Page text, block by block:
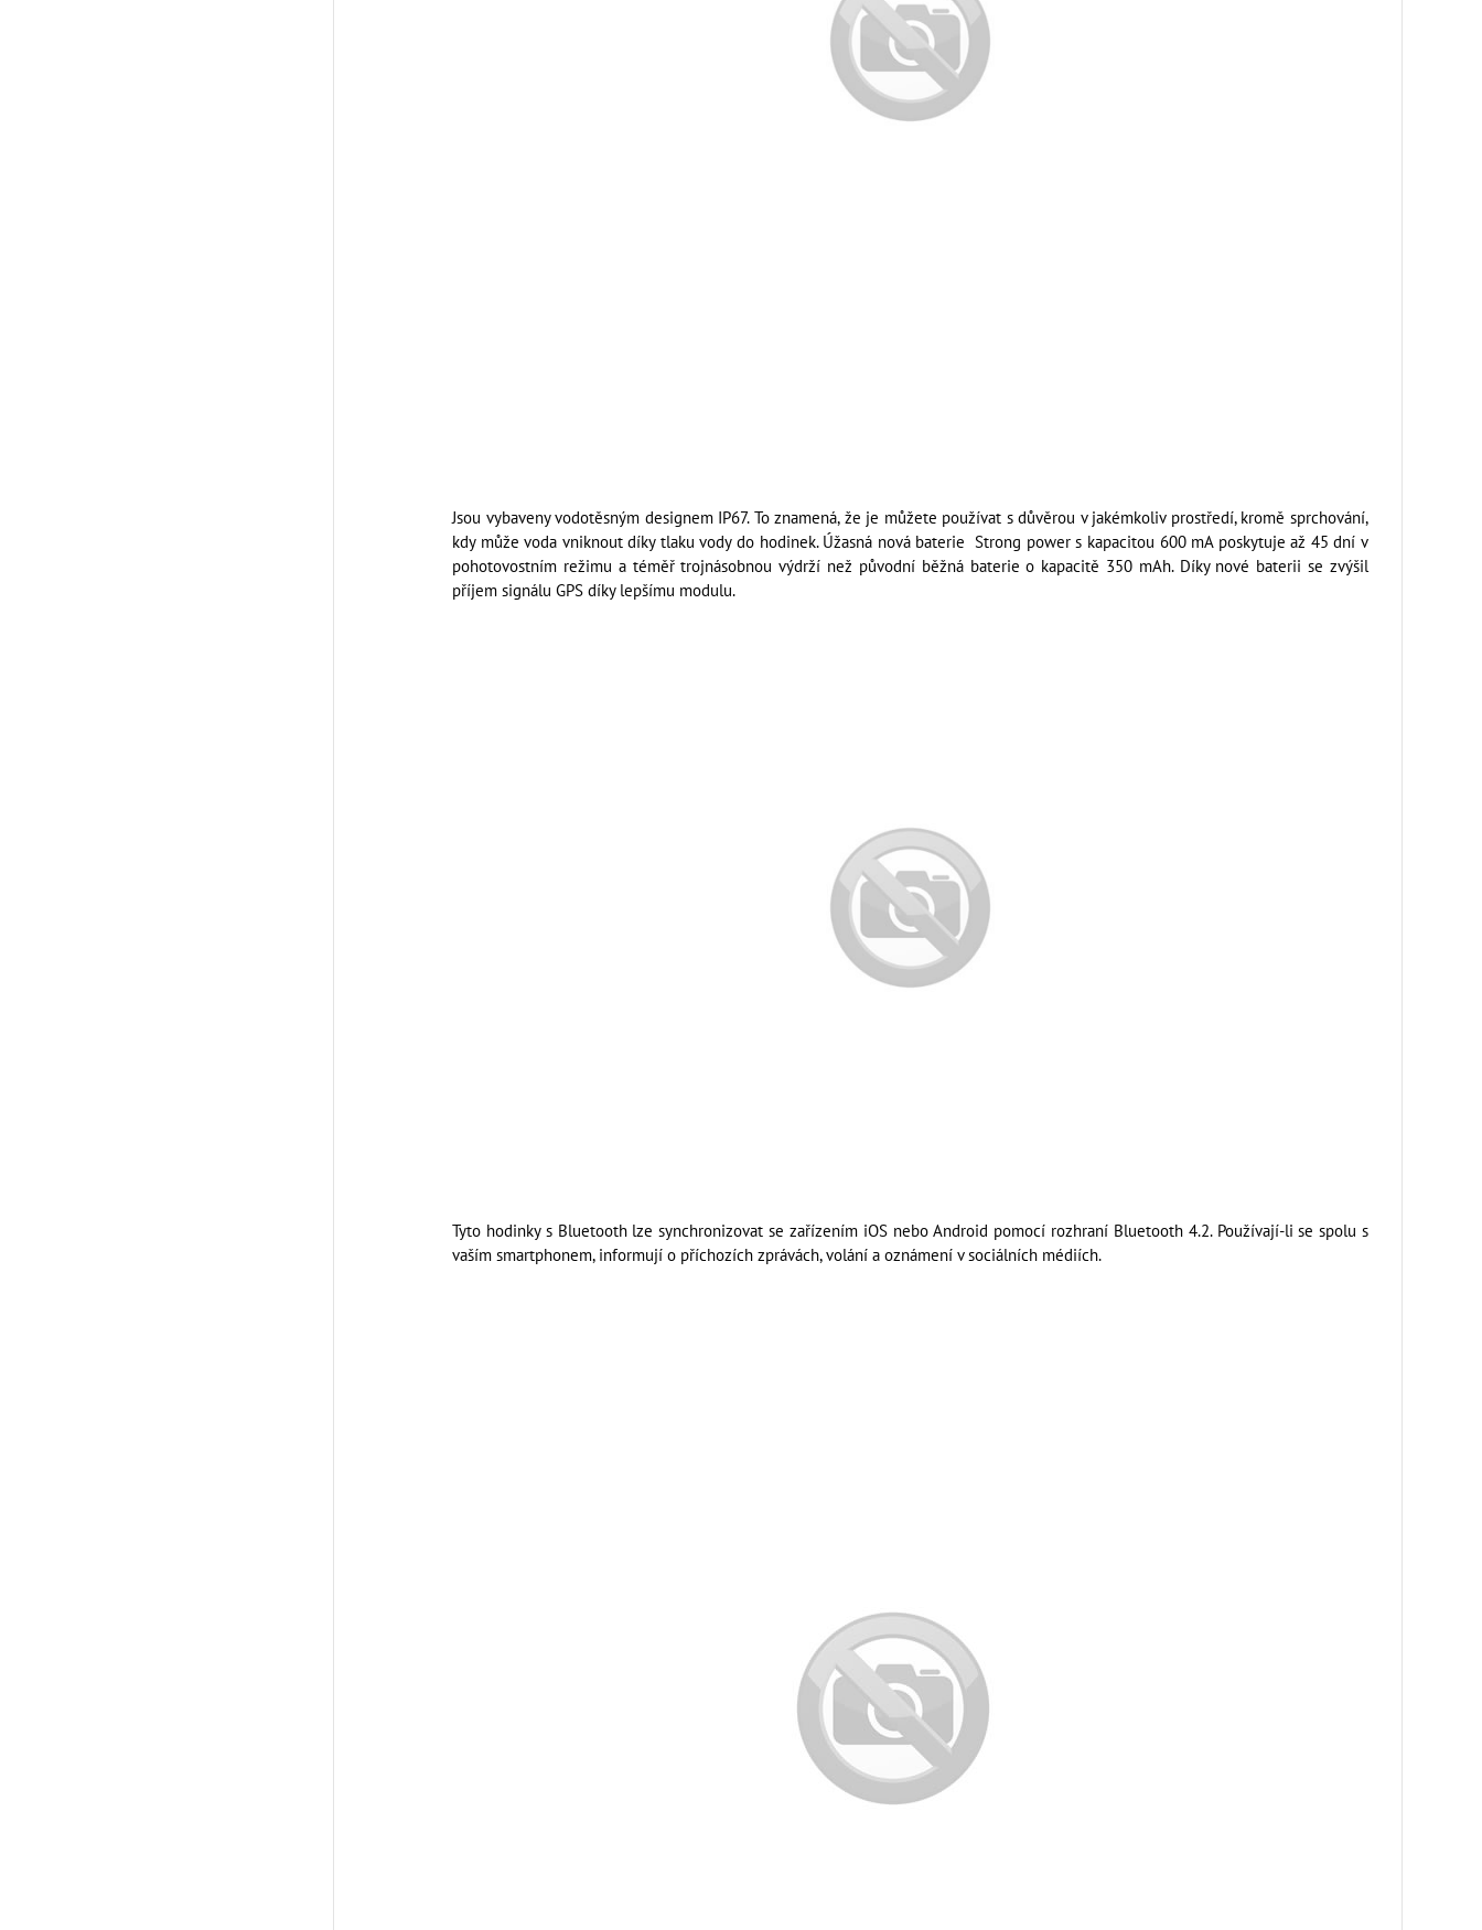
Jsou vybaveny vodotěsným designem IP67. To znamená, že je můžete používat s důvěrou v jakémkoliv prostředí, kromě sprchování,
kdy může voda vniknout díky tlaku vody do hodinek. Úžasná nová baterie Strong power s kapacitou 600 mA poskytuje až 45 dní v
pohotovostním režimu a téměř trojnásobnou výdrží než původní běžná baterie o kapacitě 350 mAh. Díky nové baterii se zvýšil
příjem signálu GPS díky lepšímu modulu.
Tyto hodinky s Bluetooth lze synchronizovat se zařízením iOS nebo Android pomocí rozhraní Bluetooth 4.2. Používají-li se spolu s
vaším smartphonem, informují o příchozích zprávách, volání a oznámení v sociálních médiích.